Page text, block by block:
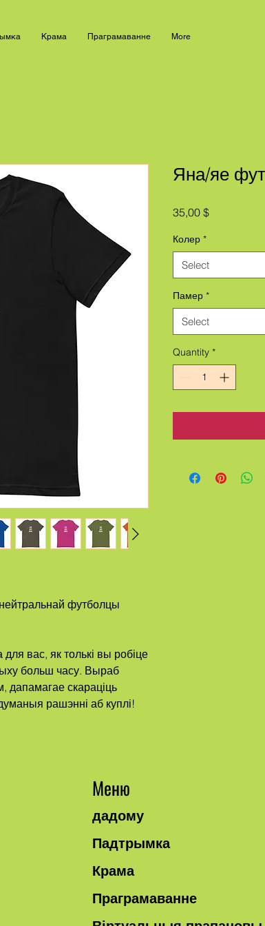
Крама Праграмаванне More
больш часу. Выраб
дапамагае скараціць
рашэнні аб куплі!
Яна/яе
35,00 $Price
Колер *
Select
Памер *
Select
Quantity *
Меню
дадому
Падтрымка
Крама
Праграмаванне